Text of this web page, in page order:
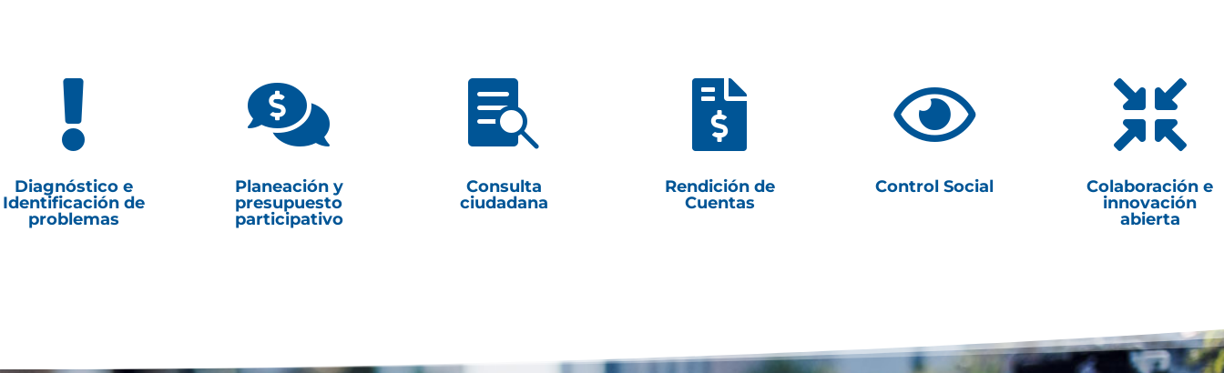

Diagnóstico e
Identificación de
problemas

Planeación y
presupuesto
participativo

Consulta
ciudadana

Rendición de
Cuentas

Control Social

Colaboración e
innovación
abierta